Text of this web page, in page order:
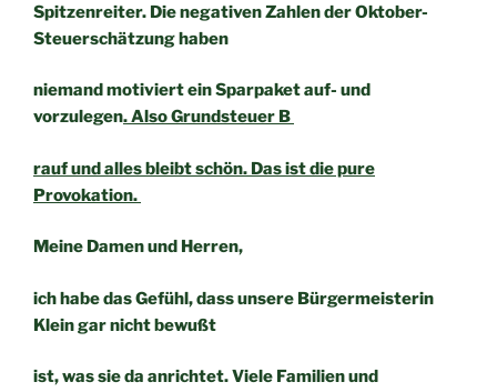
Spitzenreiter. Die negativen Zahlen der Oktober-
Steuerschätzung haben
niemand motiviert ein Sparpaket auf- und
vorzulegen. Also Grundsteuer B
rauf und alles bleibt schön. Das ist die pure
Provokation.
Meine Damen und Herren,
ich habe das Gefühl, dass unsere Bürgermeisterin
Klein gar nicht bewußt
ist, was sie da anrichtet. Viele Familien und